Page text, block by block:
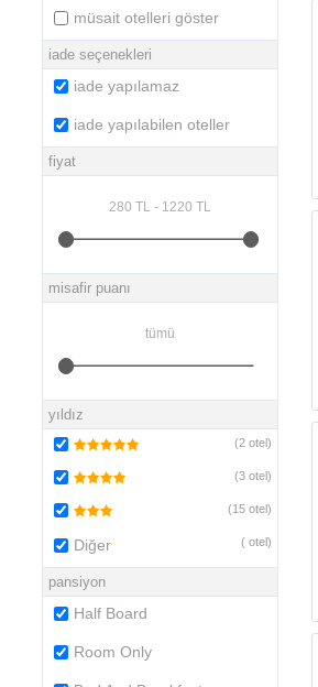
müsait otelleri göster
iade seçenekleri
iade yapılamaz
iade yapılabilen oteller
fiyat
misafir puanı
yıldız
Diğer ( otel)
(15 otel)
(3 otel)
(2 otel)
pansiyon
Half Board
Room Only